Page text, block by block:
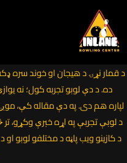
د قمار نړۍ د هیجان او خوند سره
ده. د دې لوبو تجربه کول؛ نه
لپاره هم دی. په دې مقاله کې، موږ
د لوبې تجربې په اړه خبرې وکړو،